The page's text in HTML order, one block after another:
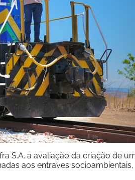
S.A. a avaliação da criação de
aos entraves socioambientais,